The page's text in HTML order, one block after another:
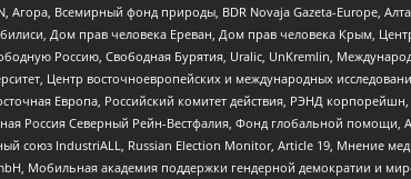
Агора, Всемирный фонд природы, BDR Novaja Gazeta-Europe,
Дом прав человека Ереван, Дом прав человека Крым,
Россию, Свободная Бурятия, Uralic, UnKremlin,
Центр восточноевропейских и международных
Европа, Российский комитет действия, РЭНД
Россия Северный Рейн-Вестфалия, Фонд глобальной помощи,
союз IndustriALL, Russian Election Monitor, Article 19, Мнение
Мобильная академия поддержки гендерной демократии и